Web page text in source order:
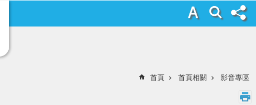
首頁 首頁相關 影音專區